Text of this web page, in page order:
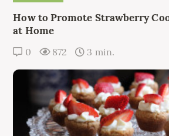
How to Promote Strawberry
at Home
0 872 3 min.